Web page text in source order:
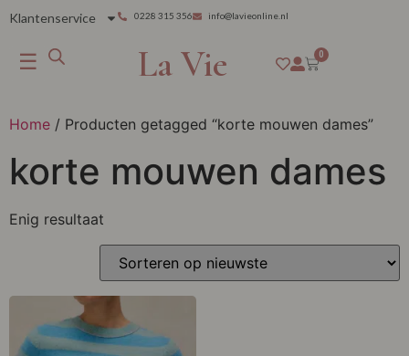
Klantenservice 0228 315 356 info@lavieonline.nl
☰ La Vie 0
Home / Producten getagged “korte mouwen dames”
korte mouwen dames
Enig resultaat